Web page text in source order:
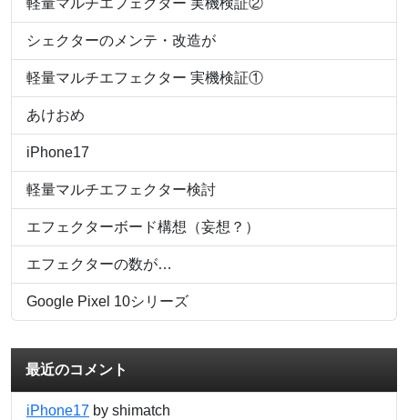
軽量マルチエフェクター 実機検証②
シェクターのメンテ・改造が
軽量マルチエフェクター 実機検証①
あけおめ
iPhone17
軽量マルチエフェクター検討
エフェクターボード構想（妄想？）
エフェクターの数が…
Google Pixel 10シリーズ
最近のコメント
iPhone17 by shimatch